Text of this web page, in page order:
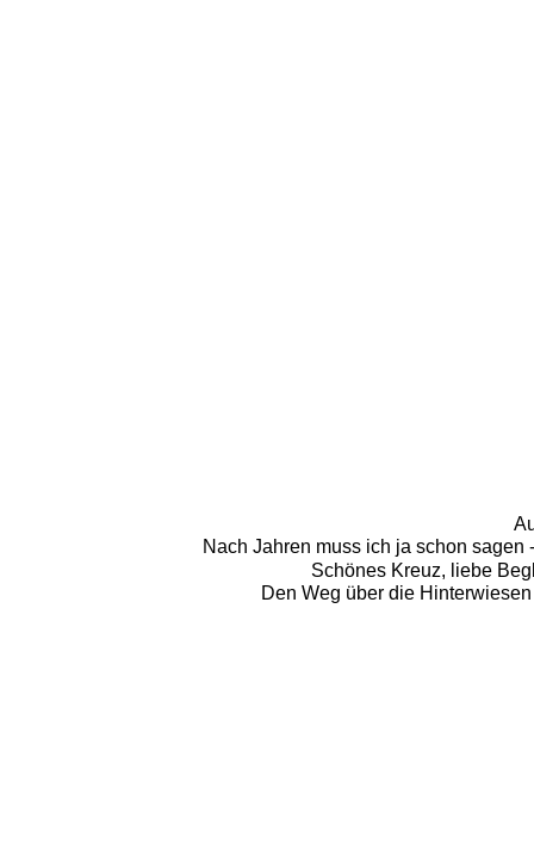
Nach Jahren muss ich ja schon
Schönes Kreuz, liebe
Den Weg über die